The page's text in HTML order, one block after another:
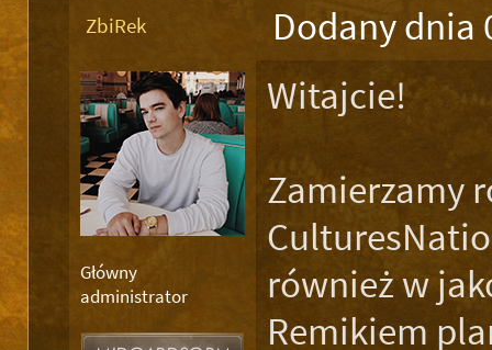
ZbiRek Dodany dnia
Główny
administrator
Witajcie!
Zamierzamy
również w
Remikiem